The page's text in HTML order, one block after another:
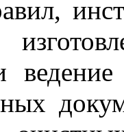
ведение